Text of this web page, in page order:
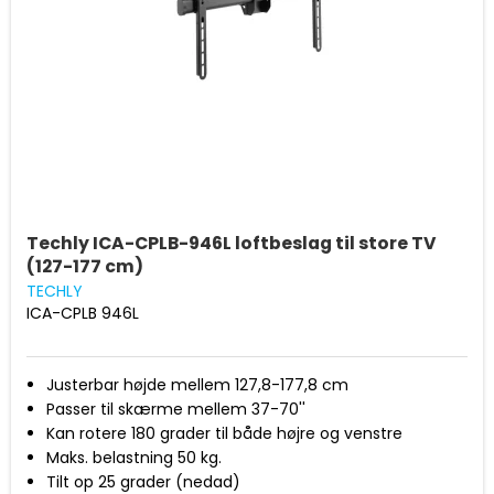
Techly ICA-CPLB-946L loftbeslag til store TV
(127-177 cm)
TECHLY
ICA-CPLB 946L
Justerbar højde mellem 127,8-177,8 cm
Passer til skærme mellem 37-70''
Kan rotere 180 grader til både højre og venstre
Maks. belastning 50 kg.
Tilt op 25 grader (nedad)